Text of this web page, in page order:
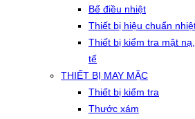
Bể điều nhiệt
Thiết bị hiệu chuẩn
Thiết bị kiểm tra mặt
tế
THIẾT BỊ MAY MẶC
Thiết bị kiểm tra
Thước xám